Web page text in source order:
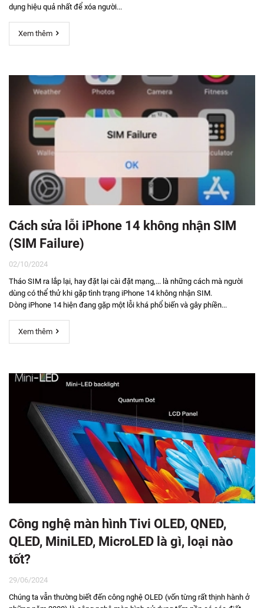
dụng hiệu quả nhất để xóa người...
Xem thêm
Cách sửa lỗi iPhone 14 không nhận SIM
(SIM Failure)
02/10/2024
Tháo SIM ra lắp lại, hay đặt lại cài đặt mạng,... là những cách mà người
dùng có thể thử khi gặp tình trạng iPhone 14 không nhận SIM.
Dòng iPhone 14 hiện đang gặp một lỗi khá phổ biến và gây phiền...
Xem thêm
Công nghệ màn hình Tivi OLED, QNED,
QLED, MiniLED, MicroLED là gì, loại nào
tốt?
29/06/2024
Chúng ta vẫn thường biết đến công nghệ OLED (vốn từng rất thịnh hành ở